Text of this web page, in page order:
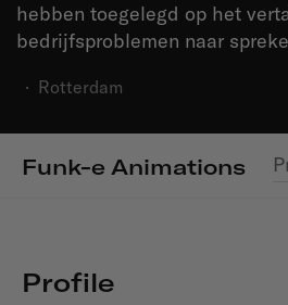
hebben toegelegd op het
bedrijfsproblemen naar
· Rotterdam
Funk-e Animations
Profile